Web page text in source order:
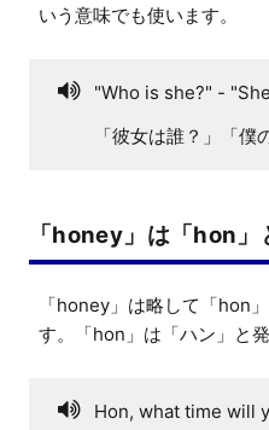
いう意味でも使います。
"Who is she?" -
「彼女は誰？」「僕
「honey」は「hon」
「honey」は略して「hon
す。「hon」は「ハン」と発
Hon, what time will